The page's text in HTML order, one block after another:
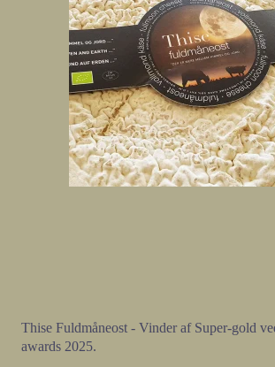
Thise Fuldmåneost - Vinder af Super-gold
awards 2025.